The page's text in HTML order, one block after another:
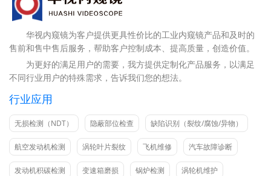
华视内窥镜为客户提供更具性价比的工业内窥镜产品和及时的
售前和售中售后服务，帮助客户控制成本、提高质量，创造价值。
为更好的满足用户的需要，我方提供定制化产品服务，以满足
不同行业用户的特殊需求，告诉我们您的想法。
行业应用
无损检测（NDT） 隐蔽部位检查 缺陷识别（裂纹/腐蚀/异物）
航空发动机检测 涡轮叶片裂纹 飞机维修 汽车故障诊断
发动机积碳检测 变速箱磨损 锅炉检测 涡轮机维护